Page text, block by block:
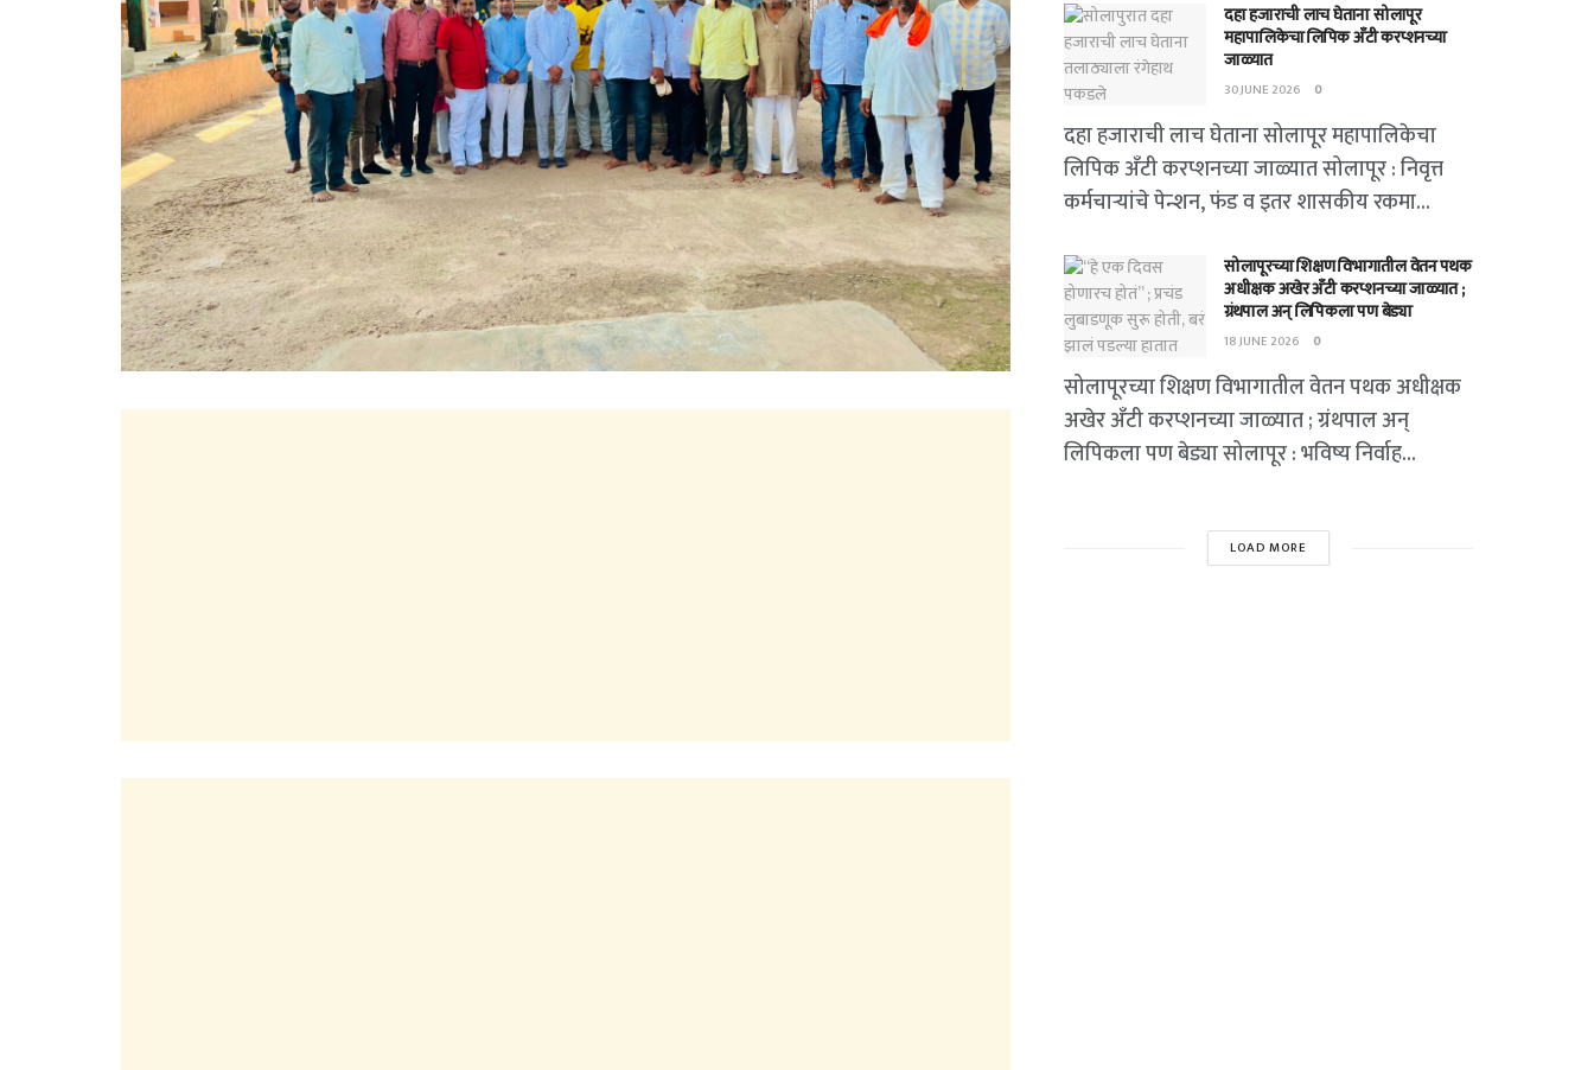
दहा हजाराची लाच घेताना सोलापूर
महापालिकेचा लिपिक अँटी करप्शनच्या
जाळ्यात
30 JUNE 2026 0
दहा हजाराची लाच घेताना सोलापूर महापालिकेचा
लिपिक अँटी करप्शनच्या जाळ्यात सोलापूर : निवृत्त
कर्मचाऱ्यांचे पेन्शन, फंड व इतर शासकीय रकमा...
सोलापूरच्या शिक्षण विभागातील वेतन पथक
अधीक्षक अखेर अँटी करप्शनच्या जाळ्यात ;
ग्रंथपाल अन् लिपिकला पण बेड्या
18 JUNE 2026 0
सोलापूरच्या शिक्षण विभागातील वेतन पथक अधीक्षक
अखेर अँटी करप्शनच्या जाळ्यात ; ग्रंथपाल अन्
लिपिकला पण बेड्या सोलापूर : भविष्य निर्वाह...
LOAD MORE